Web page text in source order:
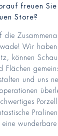
freuen Sie
Store?
die
Wir
können
Flächen
und uns